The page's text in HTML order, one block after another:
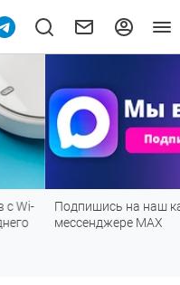
Подпишись на наш канал в
мессенджере МАХ